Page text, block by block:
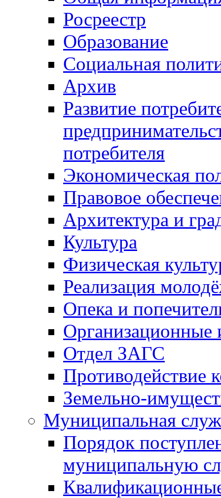
Росреестр
Образование
Социальная
Архив
Развитие
потребителя
Экономическая
Правовое
Архитектура и
Культура
Физическая
Реализация
Опека и
Отдел ЗАГС
Противодействие
Земельно-
Муниципальная
Порядок
муниципальную